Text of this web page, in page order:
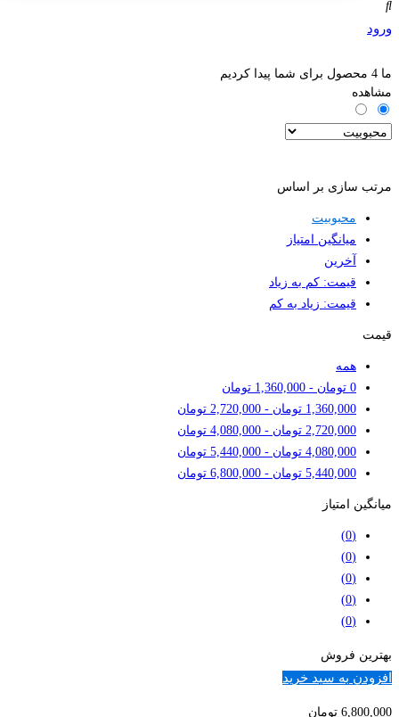
ورود
ما 4 محصول برای شما پیدا کردیم
مشاهده
مرتب سازی بر اساس
محبوبیت
میانگین امتیاز
آخرین
قیمت: کم به زیاد
قیمت: زیاد به کم
قیمت
همه
0 تومان -
1,360,000 تومان
1,360,000 تومان -
2,720,000 تومان
2,720,000 تومان -
4,080,000 تومان
4,080,000 تومان -
5,440,000 تومان
5,440,000 تومان -
6,800,000 تومان
میانگین امتیاز
(0)
(0)
(0)
(0)
(0)
بهترین فروش
افزودن به سبد خرید
6,800,000 تومان